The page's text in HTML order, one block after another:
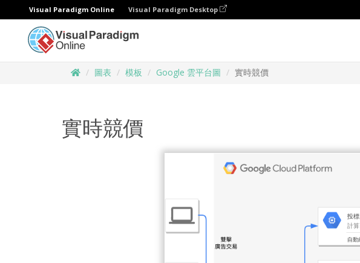
Visual Paradigm Online Visual Paradigm Desktop
圖表 模板 Google 雲平台圖 實時競價
實時競價